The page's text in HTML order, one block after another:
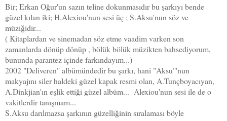
Bir; Erkan Oğur'un sazın teline dokunmasıdır bu şarkıyı bende
güzel kılan iki; H.Alexiou'nun sesi üç ; S.Aksu'nun söz ve
müziğidir...
( Kitaplardan ve sinemadan söz etme vaadim varken son
zamanlarda dönüp dönüp , bölük bölük müzikten bahsediyorum,
bununda parantez içinde farkındayım...)
2002 "Deliveren" albümündedir bu şarkı, hani "Aksu"'nun
makyajını siler haldeki güzel kapak resmi olan, A.Tunçboyacıyan,
A.Dinkjian'ın eşlik ettiği güzel albüm... Alexiou'nun sesi ile de o
vakitlerdir tanışmam...
S.Aksu darılmazsa şarkının güzelliğinin sıralaması böyle